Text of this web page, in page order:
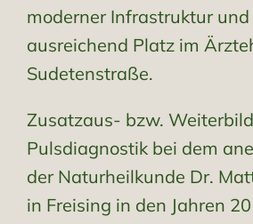
moderner Infrastruktur
ausreichend Platz im
Sudetenstraße.
Zusatzaus- bzw.
Pulsdiagnostik bei dem
der Naturheilkunde Dr.
in Freising in den Jahren